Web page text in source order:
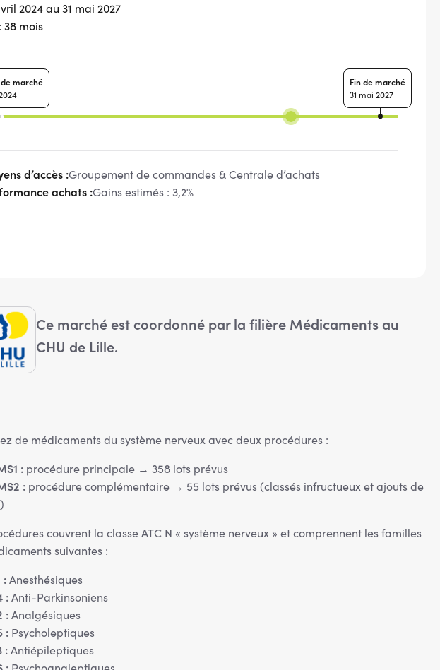
2024 au 31 mai 2027
38 mois
marché Fin de marché
31 mai 2027
d’accès :Groupement de commandes & Centrale d’achats
achats :Gains estimés : 3,2%
Ce marché est coordonné par la filière Médicaments au
CHU de Lille.
de médicaments du système nerveux avec deux procédures :
: procédure principale → 358 lots prévus
: procédure complémentaire → 55 lots prévus (classés infructueux et ajouts de
couvrent la classe ATC N « système nerveux » et comprennent les familles
suivantes :
:Anesthésiques
:Anti-Parkinsoniens
:Analgésiques
: Psycholeptiques
:Antiépileptiques